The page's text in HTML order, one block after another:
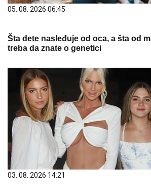
05. 08. 2026 06:45
Šta dete nasleđuje od oca, a šta od
treba da znate o genetici
03. 08. 2026 14:21